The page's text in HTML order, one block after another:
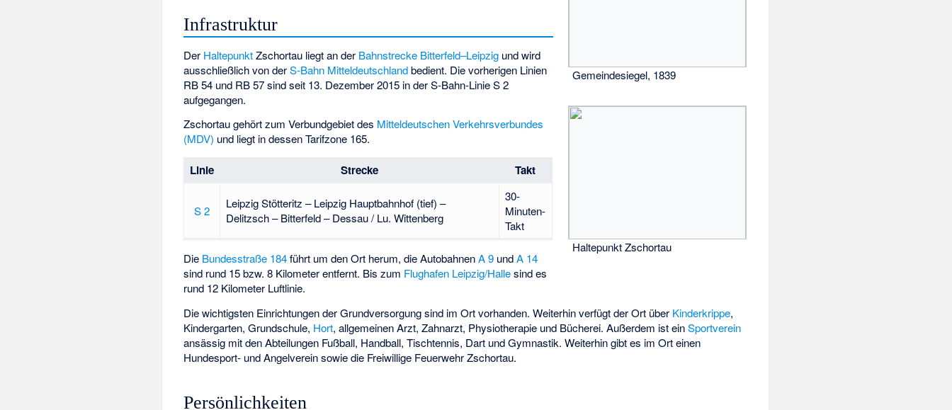
Gemeindesiegel, 1839
Infrastruktur
Haltepunkt Zschortau
Der HaltepunktZschortau liegt an der Bahnstrecke Bitterfeld–Leipzig und wird
ausschließlich von derS-Bahn Mitteldeutschlandbedient. Die vorherigen Linien
RB 54 und RB 57 sind seit 13. Dezember 2015 in der S-Bahn-Linie S 2
aufgegangen.
Zschortau gehört zum Verbundgebiet des Mitteldeutschen Verkehrsverbundes
(MDV) und liegt in dessen Tarifzone 165.
Linie Strecke Takt
S 2
Leipzig Stötteritz – Leipzig Hauptbahnhof (tief) –
Delitzsch – Bitterfeld – Dessau / Lu. Wittenberg
30-
Minuten-
Takt
Die Bundesstraße 184führt um den Ort herum, die AutobahnenA 9 undA 14
sind rund 15 bzw. 8 Kilometer entfernt. Bis zum Flughafen Leipzig/Hallesind es
rund 12 Kilometer Luftlinie.
Die wichtigsten Einrichtungen der Grundversorgung sind im Ort vorhanden. Weiterhin verfügt der Ort über Kinderkrippe,
Kindergarten, Grundschule, Hort, allgemeinen Arzt, Zahnarzt, Physiotherapie und Bücherei. Außerdem ist einSportverein
ansässig mit den Abteilungen Fußball, Handball, Tischtennis, Dart und Gymnastik. Weiterhin gibt es im Ort einen
Hundesport- und Angelverein sowie die Freiwillige Feuerwehr Zschortau.
Persönlichkeiten